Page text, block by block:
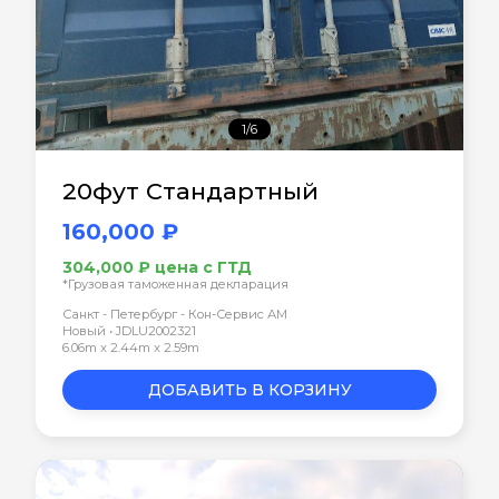
1/6
20фут Стандартный
160,000 ₽
304,000 ₽ цена с ГТД
*Грузовая таможенная декларация
Санкт - Петербург - Кон-Сервис АМ
Новый • JDLU2002321
6.06m x 2.44m x 2.59m
ДОБАВИТЬ В КОРЗИНУ